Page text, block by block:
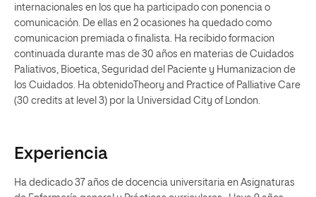
internacionales en los que ha participado con ponencia o
comunicación. De ellas en 2 ocasiones ha quedado como
comunicacion premiada o finalista. Ha recibido formacion
continuada durante mas de 30 años en materias de Cuidados
Paliativos, Bioetica, Seguridad del Paciente y Humanizacion de
los Cuidados. Ha obtenidoTheory and Practice of Palliative Care
(30 credits at level 3) por la Universidad City of London.
Experiencia
Ha dedicado 37 años de docencia universitaria en Asignaturas